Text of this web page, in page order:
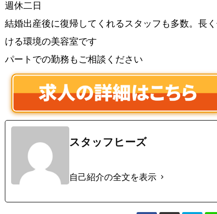
週休二日
結婚出産後に復帰してくれるスタッフも多数。長
ける環境の美容室です
パートでの勤務もご相談ください
スタッフヒーズ
自己紹介の全文を表示